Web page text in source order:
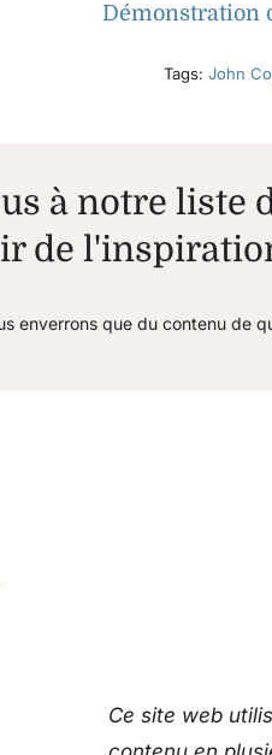
Démonstration
Tags: John
à notre liste
de
enverrons que du contenu de
Ce site web